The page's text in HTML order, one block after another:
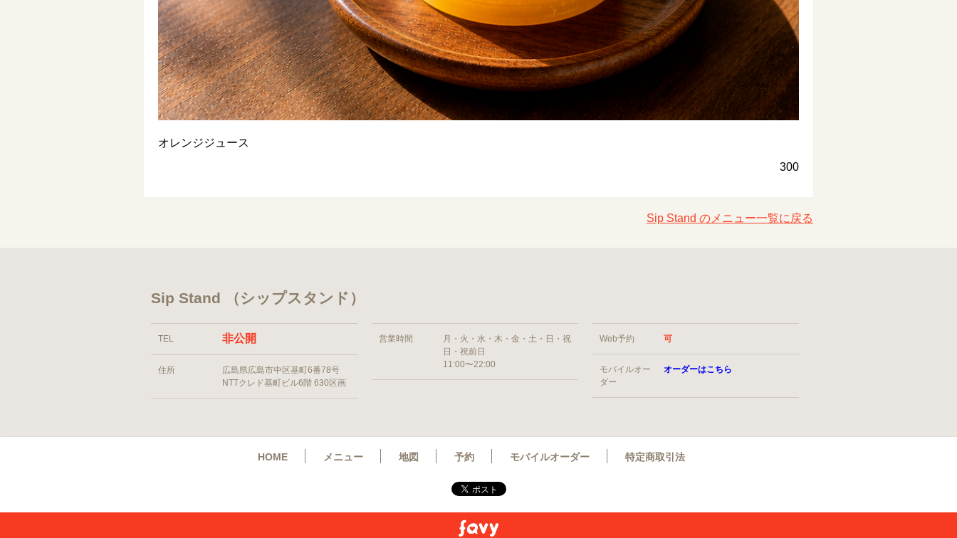
オレンジジュース
300
Sip Stand のメニュー一覧に戻る
Sip Stand （シップスタンド）
TEL 非公開
住所
広島県広島市中区基町6番78号
NTTクレド基町ビル6階 630区画
営業時間
月・火・水・木・金・土・日・祝
日・祝前日
11:00〜22:00
Web予約 可
モバイルオー
ダー
オーダーはこちら
HOME メニュー 地図 予約 モバイルオーダー 特定商取引法